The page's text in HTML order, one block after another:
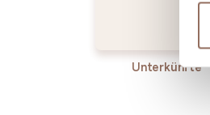
Unterkünfte